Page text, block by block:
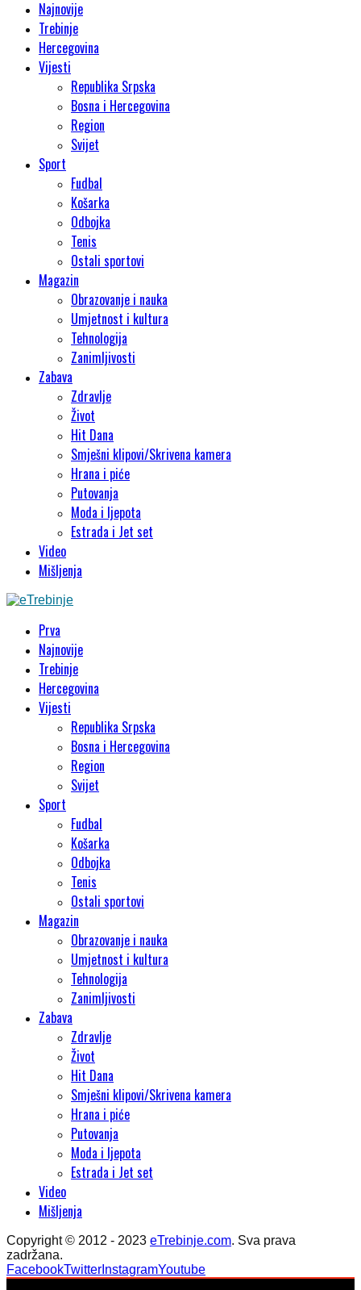
Najnovije
Trebinje
Hercegovina
Vijesti
Republika Srpska
Bosna i Hercegovina
Region
Svijet
Sport
Fudbal
Košarka
Odbojka
Tenis
Ostali sportovi
Magazin
Obrazovanje i nauka
Umjetnost i kultura
Tehnologija
Zanimljivosti
Zabava
Zdravlje
Život
Hit Dana
Smješni klipovi/Skrivena kamera
Hrana i piće
Putovanja
Moda i ljepota
Estrada i Jet set
Video
Mišljenja
Prva
Najnovije
Trebinje
Hercegovina
Vijesti
Republika Srpska
Bosna i Hercegovina
Region
Svijet
Sport
Fudbal
Košarka
Odbojka
Tenis
Ostali sportovi
Magazin
Obrazovanje i nauka
Umjetnost i kultura
Tehnologija
Zanimljivosti
Zabava
Zdravlje
Život
Hit Dana
Smješni klipovi/Skrivena kamera
Hrana i piće
Putovanja
Moda i ljepota
Estrada i Jet set
Video
Mišljenja
Copyright © 2012 - 2023 eTrebinje.com. Sva prava
zadržana.
FacebookTwitter InstagramYoutube